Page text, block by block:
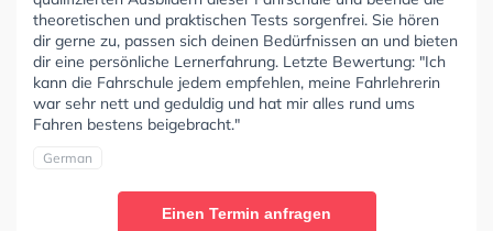
theoretischen und praktischen Tests sorgenfrei. Sie hören
dir gerne zu, passen sich deinen Bedürfnissen an und bieten
dir eine persönliche Lernerfahrung. Letzte Bewertung: "Ich
kann die Fahrschule jedem empfehlen, meine Fahrlehrerin
war sehr nett und geduldig und hat mir alles rund ums
Fahren bestens beigebracht."
German
Einen Termin anfragen